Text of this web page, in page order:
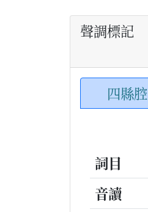
聲調標記
四縣腔
詞目
音讀